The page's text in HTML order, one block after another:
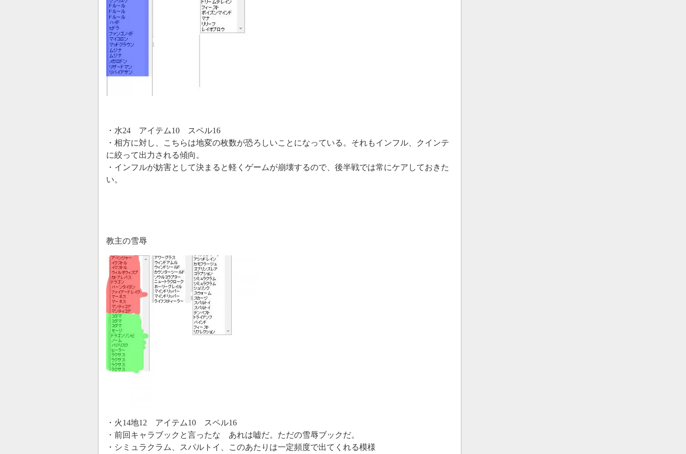
・水24 アイテム10 スペル16
・相方に対し、こちらは地変の枚数が恐ろしいことになっている。それもインフル、クインテ
に絞って出力される傾向。
・インフルが妨害として決まると軽くゲームが崩壊するので、後半戦では常にケアしておきた
い。
教主の雪辱
・火14地12 アイテム10 スペル16
・前回キャラブックと言ったな あれは嘘だ。ただの雪辱ブックだ。
・シミュラクラム、スパルトイ、このあたりは一定頻度で出てくれる模様